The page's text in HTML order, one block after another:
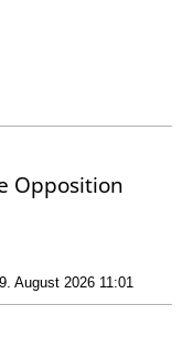
Opposition
August 2026 11:01